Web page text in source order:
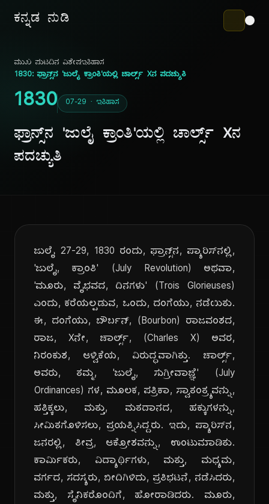
ಕನ್ನಡ ನುಡಿ
ಮುಖ ಪುಟದಿನ ವಿಶೇಷಇತಿಹಾಸ
1830: ಫ್ರಾನ್ಸ್‌ನ 'ಜುಲೈ ಕ್ರಾಂತಿ'ಯಲ್ಲಿ ಚಾರ್ಲ್ಸ್ Xನ ಪದಚ್ಯುತಿ
1830 07-29 · ಇತಿಹಾಸ
ಫ್ರಾನ್ಸ್‌ನ 'ಜುಲೈ ಕ್ರಾಂತಿ'ಯಲ್ಲಿ ಚಾರ್ಲ್ಸ್ Xನ
ಪದಚ್ಯುತಿ
ಜುಲೈ 27-29, 1830 ರಂದು, ಫ್ರಾನ್ಸ್‌ನ, ಪ್ಯಾರಿಸ್‌ನಲ್ಲಿ,
'ಜುಲೈ, ಕ್ರಾಂತಿ' (July Revolution) ಅಥವಾ,
'ಮೂರು, ವೈಭವದ, ದಿನಗಳು' (Trois Glorieuses)
ಎಂದು, ಕರೆಯಲ್ಪಡುವ, ಒಂದು, ದಂಗೆಯು, ನಡೆಯಿತು.
ಈ, ದಂಗೆಯು, ಬೌರ್ಬನ್, (Bourbon) ರಾಜವಂಶದ,
ರಾಜ, Xನೇ, ಚಾರ್ಲ್ಸ್, (Charles X) ಅವರ,
ನಿರಂಕುಶ, ಆಳ್ವಿಕೆಯ, ವಿರುದ್ಧವಾಗಿತ್ತು. ಚಾರ್ಲ್ಸ್,
ಅವರು, ತಮ್ಮ, 'ಜುಲೈ, ಸುಗ್ರೀವಾಜ್ಞೆ' (July
Ordinances) ಗಳ, ಮೂಲಕ, ಪತ್ರಿಕಾ, ಸ್ವಾತಂತ್ರ್ಯವನ್ನು,
ಹತ್ತಿಕ್ಕಲು, ಮತ್ತು, ಮತದಾನದ, ಹಕ್ಕುಗಳನ್ನು,
ಸೀಮಿತಗೊಳಿಸಲು, ಪ್ರಯತ್ನಿಸಿದ್ದರು. ಇದು, ಪ್ಯಾರಿಸ್‌ನ,
ಜನರಲ್ಲಿ, ತೀವ್ರ, ಆಕ್ರೋಶವನ್ನು, ಉಂಟುಮಾಡಿತು.
ಕಾರ್ಮಿಕರು, ವಿದ್ಯಾರ್ಥಿಗಳು, ಮತ್ತು, ಮಧ್ಯಮ,
ವರ್ಗದ, ಸದಸ್ಯರು, ಬೀದಿಗಿಳಿದು, ಪ್ರತಿಭಟನೆ, ನಡೆಸಿದರು,
ಮತ್ತು, ಸೈನಿಕರೊಂದಿಗೆ, ಹೋರಾಡಿದರು. ಮೂರು,